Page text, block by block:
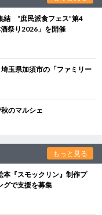
結 “庶民派食フェス”第4
祭り2026」を開催
玉県加須市の「ファミリー
のマルシェ
もっと見る
本『スモックリン』制作プ
で支援を募集